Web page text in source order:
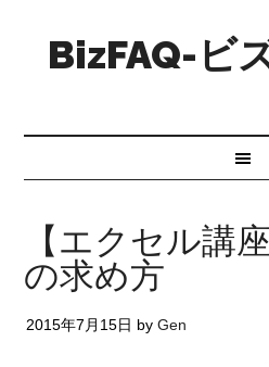
BizFAQ-ビ
【エクセル講
の求め方
2015年7月15日 byGen